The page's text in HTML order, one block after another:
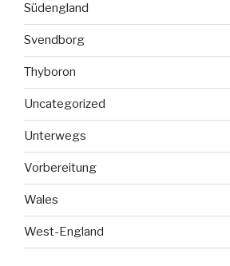
Südengland
Svendborg
Thyboron
Uncategorized
Unterwegs
Vorbereitung
Wales
West-England